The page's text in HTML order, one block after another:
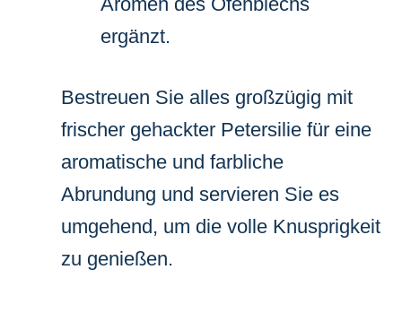
ergänzt.
Bestreuen Sie alles großzügig mit
frischer gehackter Petersilie für eine
aromatische und farbliche
Abrundung und servieren Sie es
umgehend, um die volle Knusprigkeit
zu genießen.